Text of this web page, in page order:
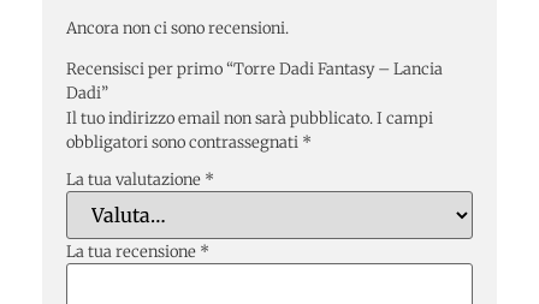
Ancora non ci sono recensioni.
Recensisci per primo “Torre Dadi Fantasy – Lancia
Dadi”
Il tuo indirizzo email non sarà pubblicato.I campi
obbligatori sono contrassegnati *
La tua valutazione *
La tua recensione *